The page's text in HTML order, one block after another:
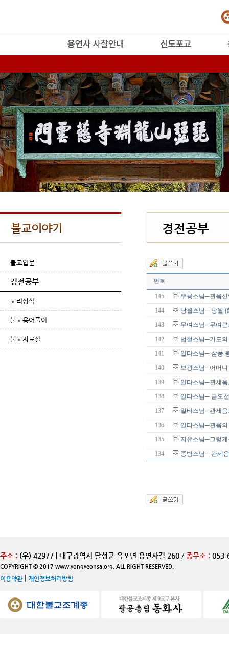
불교입문
경전공부
교리상식
불교용어풀이
불교자료실
경전공부
번호
145
우룡스님─관음
144
낭월스님─ 낭월 (
143
무여스님─무여
142
법철스님─기도의
141
일타스님─ 삼풍
140
보광스님─어머
139
일타스님─관세
138
일타스님─ 금오
137
일타스님─관세
136
일타스님─관음
135
지유스님─그렇
134
종범스님─ 관세
주소 : (우) 42977 | 대구광역시 달성군 옥포면 용연사길 260 / 종무소 : 053-
COPYRIGHT © 2017 www.yongyeonsa.org. ALL RIGHT RESERVED.
이용약관| 개인정보처리방침